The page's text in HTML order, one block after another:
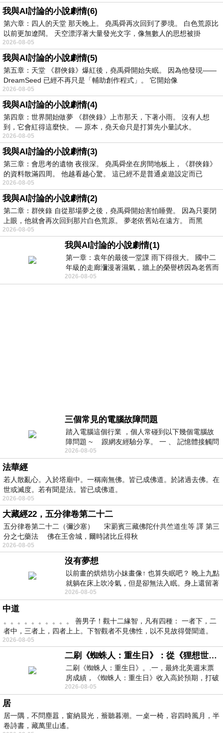
我與AI討論的小說劇情(6)
第六章：四人的天堂 那天晚上。 堯禹舜再次回到了夢境。 白色荒原比
以前更加遼闊。 天空漂浮著大量發光文字，像無數人的思想被掛
2026-08-05
我與AI討論的小說劇情(5)
第五章：天堂 《群俠錄》爆紅後，堯禹舜開始失眠。 因為他發現——
DreamSeed 已經不再只是「輔助創作程式」。 它開始像
2026-08-05
我與AI討論的小說劇情(4)
第四章：世界開始做夢 《群俠錄》上市那天，下著小雨。 沒有人想
到，它會紅得這麼快。 — 原本，堯天命只是打算先小量試水。
2026-08-05
我與AI討論的小說劇情(3)
第三章：會思考的遺物 夜很深。 堯禹舜坐在房間地板上，《群俠錄》
的資料散滿四周。 他越看越心驚。 這已經不是普通桌遊設定而已
2026-08-05
我與AI討論的小說劇情(2)
第二章：群俠錄 自從那場夢之後，堯禹舜開始害怕睡覺。 因為只要閉
上眼，他就會再次回到那片白色荒原。 夢老依舊站在遠方。 而黑
2026-08-05
我與AI討論的小說劇情(1)
第一章：袁年的最後一堂課 雨下得很大。 國中二
年級的走廊瀰漫著濕氣，牆上的榮譽榜因為老舊而
微微捲起。 堯禹舜站在辦公室外，手
2026-08-05
三個常見的電腦故障問題
踏入電腦這個行業 ，個人常碰到以下幾個電腦故
障問題 ~ 跟網友經驗分享。 一 、 記憶體接觸問
題 : 記憶體即
2026-08-05
法華經
若人散亂心。入於塔廟中。一稱南無佛。皆已成佛道。於諸過去佛。在
世或滅度。若有聞是法。皆已成佛道。
2026-08-05
大藏經22，五分律卷第二十二
五分律卷第二十二（彌沙塞） 宋罽賓三藏佛陀什共竺道生等 譯 第三
分之七藥法 佛在王舍城，爾時諸比丘得秋
2026-08-05
沒有夢想
以前畫的烘焙坊小妹畫像↑ 也算失眠吧？ 晚上九點
就躺在床上吹冷氣，但是卻無法入眠。身上還留著
四點多跑的六公里的疲
2026-08-05
中道
。。。。。。。。。。 善男子！觀十二緣智，凡有四種： 一者下，二
者中，三者上，四者上上。下智觀者不見佛性，以不見故得聲聞道。
2026-08-05
二刷《蜘蛛人：重生日》：從《狸想世界》到《怪奇物語》
二刷《蜘蛛人：重生日》。.一，最終北美週末票
房成績，《蜘蛛人：重生日》收入高於預期，打破
《復仇者聯盟：終局之戰》記錄，成為
2026-08-05
居
居一隅，不問塵囂，窗納晨光，簷聽暮潮。一桌一椅，容四時風月，半
卷詩書，藏萬里山遙。